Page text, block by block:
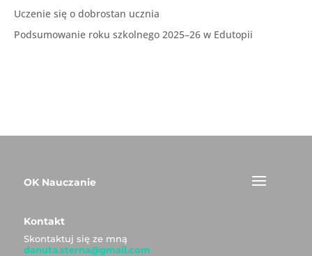
Uczenie się o dobrostan ucznia
Podsumowanie roku szkolnego 2025–26 w Edutopii
OK Nauczanie
Kontakt
Skontaktuj się ze mną
danuta.sterna@gmail.com